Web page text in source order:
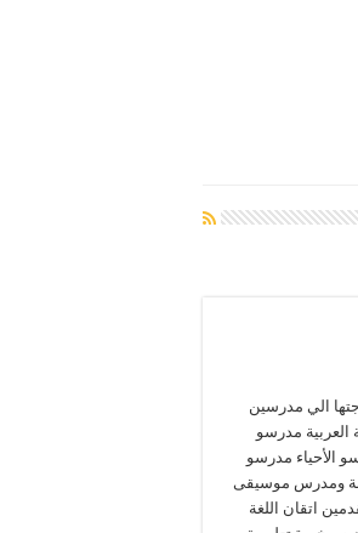
الي مدرسين
العربية مدرسو
الأحياء مدرسو
ومدرس موسيقى
اتقان اللغة